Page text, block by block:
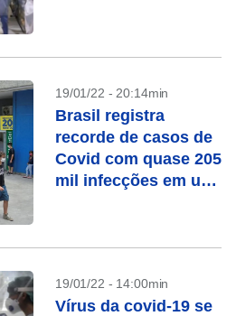
19/01/22 - 20:14min
Brasil registra
recorde de casos de
Covid com quase 205
mil infecções em um
19/01/22 - 14:00min
Vírus da covid-19 se